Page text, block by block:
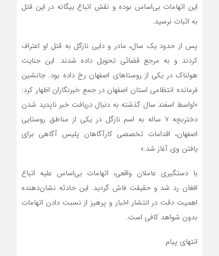
این اتهامات بی‌اساس بوده و نقش اتباع بیگانه در این قتل
به اثبات نرسید.
پس از حدود یک سال، مادر و دایی نازگل به قتل او اعتراف
کردند و به مرجع قضائی تحویل داده شدند. این جنایت
هولناک در یکی از روستاهای اصفهان رخ داده بود. جانشین
فرمانده انتظامی استان اصفهان در جمع خبرنگاران اظهار کرد:
«اواسط اسفند سال گذشته به دنبال دریافت خبر ناپدید شدن
دختربچه ۷ ساله به اسم نازگل در یکی از مناطق روستایی
اصفهان، اقدامات تخصصی کارآگاهان پلیس آگاهی برای
یافتن وی آغاز شد.»
با دستگیری عاملان واقعی، اتهامات بی‌اساس علیه اتباع
افغان رد شد و حقیقت فاش گردید. این حادثه نشان‌دهنده
اهمیت دقت در انتشار اخبار و پرهیز از نسبت دادن اتهامات
بدون شواهد کافی است.
انتهای پیام